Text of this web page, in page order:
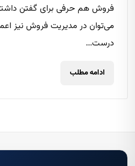
می‌توان در مدیریت فروش نیز
درست...
ادامه مطلب